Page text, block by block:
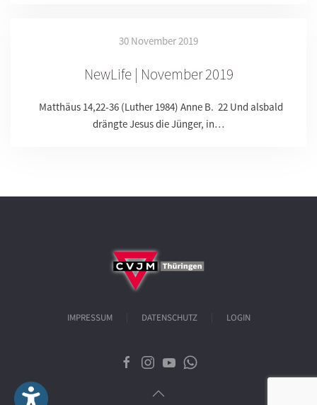
30 November 2019
NewLife | November 2019
Matthäus 14,22-36 (Luther 1984) Anne B. 22 Und alsbald
drängte Jesus die Jünger, in…
IMPRESSUM DATENSCHUTZ LOGIN